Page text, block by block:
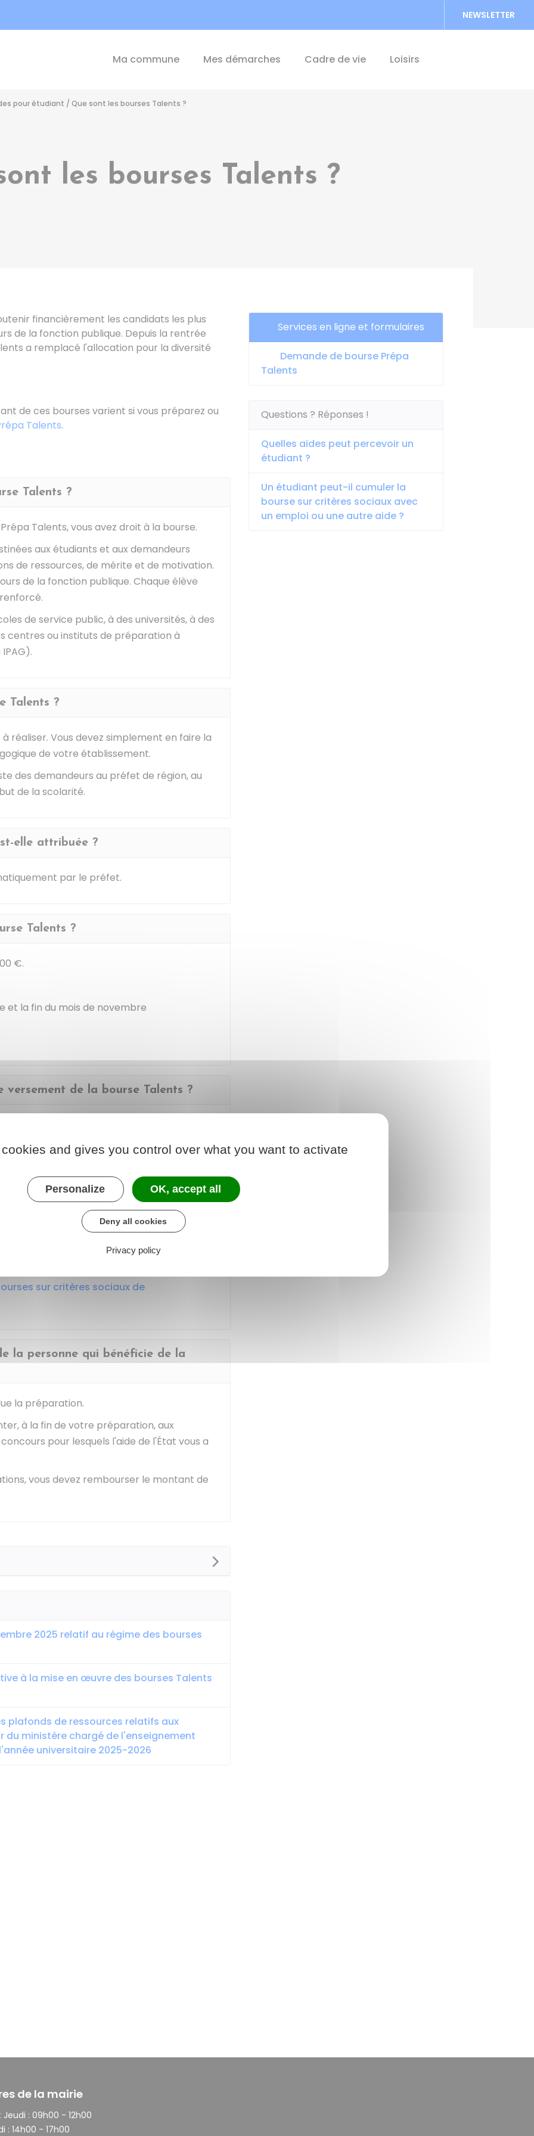
NEWSLETTER
Ma commune Mes démarches Cadre de vie Loisirs
pour étudiant / Que sont les bourses Talents ?
les bourses Talents ?
financièrement les candidats les plus
de la fonction publique. Depuis la rentrée
a remplacé l'allocation pour la diversité
de ces bourses varient si vous préparez ou
Talents.
Talents ?
Talents, vous avez droit à la bourse.
aux étudiants et aux demandeurs
de ressources, de mérite et de motivation.
de la fonction publique. Chaque élève
de service public, à des universités, à des
centres ou instituts de préparation à
Talents ?
réaliser. Vous devez simplement en faire la
de votre établissement.
des demandeurs au préfet de région, au
de la scolarité.
elle attribuée ?
par le préfet.
Talents ?
€.
et la fin du mois de novembre
versement de la bourse Talents ?
maximale d'1 an.
une fois, sous conditions,
obtenus au concours préparé.
assiduité aux préparations et exercices de
avec la bourse Talents ?
sur critères sociaux de
la personne qui bénéficie de la
la préparation.
à la fin de votre préparation, aux
pour lesquels l'aide de l'État vous a
vous devez rembourser le montant de
2025 relatif au régime des bourses
à la mise en œuvre des bourses Talents
plafonds de ressources relatifs aux
du ministère chargé de l'enseignement
universitaire 2025-2026
Services en ligne et formulaires
Demande de bourse Prépa
Talents
Questions ? Réponses !
Quelles aides peut percevoir un
étudiant ?
Un étudiant peut-il cumuler la
bourse sur critères sociaux avec
un emploi ou une autre aide ?
de la mairie
Jeudi : 09h00 - 12h00
: 14h00 - 17h00
and gives you control over what you want to activate
Personalize OK, accept all
Deny all cookies
Privacy policy